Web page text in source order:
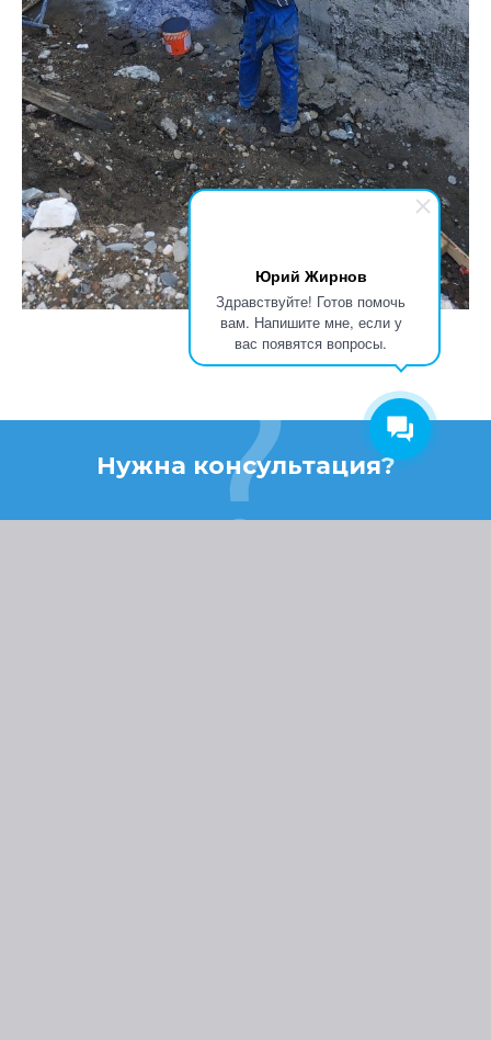
Юрий Жирнов
Здравствуйте! Готов помочь
вам. Напишите мне, если у
вас появятся вопросы.
Нужна консультация?